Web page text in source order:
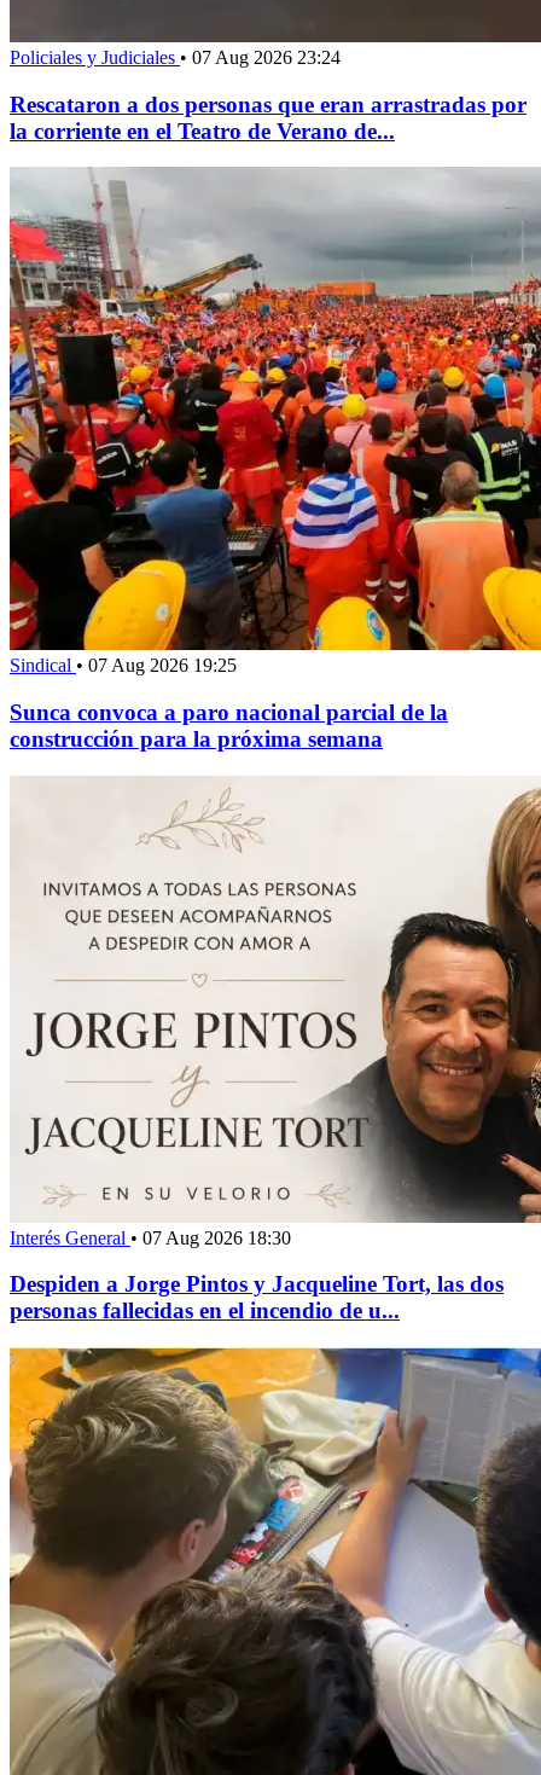
Policiales y Judiciales • 07 Aug 2026 23:24
Rescataron a dos personas que eran arrastradas por
la corriente en el Teatro de Verano de...
Sindical • 07 Aug 2026 19:25
Sunca convoca a paro nacional parcial de la
construcción para la próxima semana
Interés General • 07 Aug 2026 18:30
Despiden a Jorge Pintos y Jacqueline Tort, las dos
personas fallecidas en el incendio de u...